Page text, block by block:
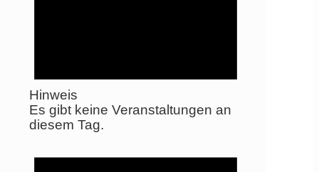
Hinweis
Es gibt keine Veranstaltungen an
diesem Tag.